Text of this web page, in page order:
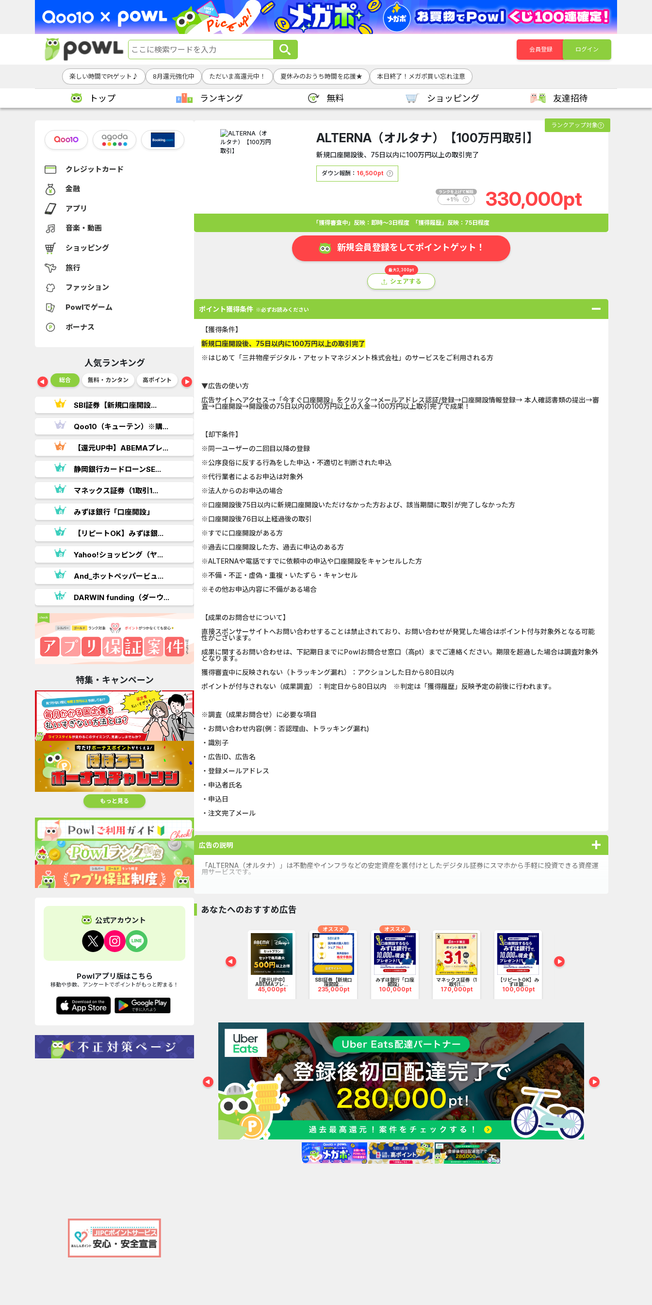
会員登録 ログイン
楽しい時間でPtゲット♪ 8月還元強化中 ただいま高還元中！ 夏休みのおうち時間を応援★ 本日終了！メガポ買い忘れ注意
トップ ランキング 無料 ショッピング 友達招待
クレジットカード
金融
アプリ
音楽・動画
ショッピング
旅行
ファッション
Powlでゲーム
ボーナス
人気ランキング
ショッピング 総合 無料・カンタン 高ポイント ゲーム
SBI証券【新規口座開設...
Qoo10（キューテン）※購...
【還元UP中】ABEMAプレ...
静岡銀行カードローンSE...
マネックス証券（1取引1...
みずほ銀行「口座開設」
【リピートOK】みずほ銀...
Yahoo!ショッピング（ヤ...
And_ホットペッパービュ...
DARWIN funding（ダーウ...
Double Number Merging...
U-NEXT_無料お試し登録
DOOR賃貸
Nielsen（ニールセン）...
Nielsen（ニールセン）...
【Ipsos iSay】アンケー...
SBI証券【新規口座開設... Double Number Merging...
特集・キャンペーン
もっと見る
公式アカウント
Powlアプリ版はこちら
移動や歩数、アンケートでポイントがもっと貯まる！
ランクアップ対象
ALTERNA（オルタナ）【100万円取引】
新規口座開設後、75日以内に100万円以上の取引完了
ダウン報酬： 16,500pt
330,000pt
「獲得審査中」反映：即時～3日程度 「獲得履歴」反映：75日程度
新規会員登録をしてポイントゲット！
最大3,300pt
シェアする
ポイント獲得条件 ※必ずお読みください
【獲得条件】
新規口座開設後、75日以内に100万円以上の取引完了
※はじめて「三井物産デジタル・アセットマネジメント株式会社」のサービスをご利用される方
▼広告の使い方
広告サイトへアクセス→「今すぐ口座開設」をクリック→メールアドレス認証/登録→口座開設情報登録→ 本人確認書類の提出→審
査→口座開設→開設後の75日以内の100万円以上の入金→100万円以上取引完了で成果！
【却下条件】
※同一ユーザーの二回目以降の登録
※公序良俗に反する行為をした申込・不適切と判断された申込
※代行業者によるお申込は対象外
※法人からのお申込の場合
※口座開設後75日以内に新規口座開設いただけなかった方および、該当期間に取引が完了しなかった方
※口座開設後76日以上経過後の取引
※すでに口座開設がある方
※過去に口座開設した方、過去に申込のある方
※ALTERNAや電話ですでに依頼中の申込や口座開設をキャンセルした方
※不備・不正・虚偽・重複・いたずら・キャンセル
※その他お申込内容に不備がある場合
【成果のお問合せについて】
直接スポンサーサイトへお問い合わせすることは禁止されており、お問い合わせが発覚した場合はポイント付与対象外となる可能
性がございます。
成果に関するお問い合わせは、下記期日までにPowlお問合せ窓口（高pt）までご連絡ください。期限を超過した場合は調査対象外
となります。
獲得審査中に反映されない（トラッキング漏れ）：アクションした日から80日以内
ポイントが付与されない（成果調査）：判定日から80日以内 ※判定は「獲得履歴」反映予定の前後に行われます。
※調査（成果お問合せ）に必要な項目
・お問い合わせ内容(例：否認理由、トラッキング漏れ)
・識別子
・広告ID、広告名
・登録メールアドレス
・申込者氏名
・申込日
・注文完了メール
広告の説明
「ALTERNA（オルタナ）」は不動産やインフラなどの安定資産を裏付けとしたデジタル証券にスマホから手軽に投資できる資産運
用サービスです。
１三井物産グループが提供
・ALTERNAは三井物産グループの資産運用会社である当社が始める新しい資産運用サービスです。
・当社は、運用資産総額は既に2,000億円以上(※)にのぼります。（機関投資家様向けのファンドが中心）
※2023年1月末時点。クロージング中のものも含む
２プロ品質の安定資産
３スマートフォンで完結
・スマートフォンさえあれば、口座開設から投資まで全ての手続きを全てペーパーレスで完結で
※2023年1月末時点。クロージング中のものも含む
②プロ品質の安定資産
・今まで一部の機関投資家しかアクセスができなかった安定したオルタナティ
ブ資産(大型不動産やインフラなど)が投資対象です。
・キャッシュフローが安定しており、上場していないため、上場株式などに比
べて価格変動しにくい特徴があります。
あなたへのおすすめ広告
松井証券
iDeCo【口座開...
56,000pt
JCB Biz ONE（一
般）
170,000pt
【還元UP中】
ABEMAプレ...
45,000pt
SBI証券【新規口
座開設...
235,000pt
オススメ
みずほ銀行「口座
開設」
100,000pt
オススメ
マネックス証券（1
取引1...
170,000pt
【リピートOK】み
ずほ銀...
100,000pt
120,000pt